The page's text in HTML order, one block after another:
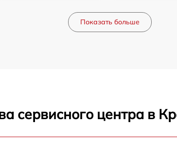
Показать больше
сервисного центра в